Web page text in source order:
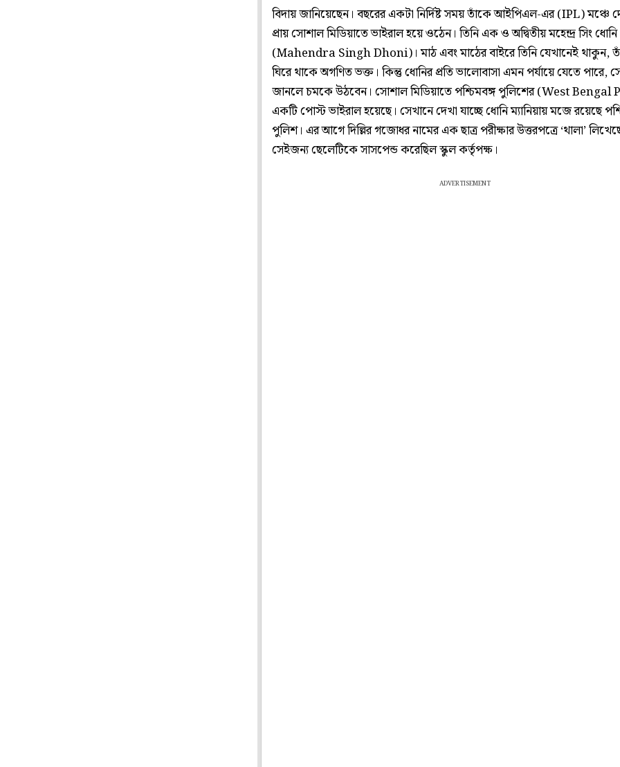
বিদায় জানিয়েছেন। বছরের একটা নির্দিষ্ট সময় তাঁকে আইপিএল-এর (IPL) মঞ্চে
প্রায় সোশাল মিডিয়াতে ভাইরাল হয়ে ওঠেন। তিনি এক ও অদ্বিতীয় মহেন্দ্র সিং ধোনি
(Mahendra Singh Dhoni)। মাঠ এবং মাঠের বাইরে তিনি যেখানেই থাকুন,
ঘিরে থাকে অগণিত ভক্ত। কিন্তু ধোনির প্রতি ভালোবাসা এমন পর্যায়ে যেতে পারে,
জানলে চমকে উঠবেন। সোশাল মিডিয়াতে পশ্চিমবঙ্গ পুলিশের (West Bengal
একটি পোস্ট ভাইরাল হয়েছে। সেখানে দেখা যাচ্ছে ধোনি ম্যানিয়ায় মজে রয়েছে
পুলিশ। এর আগে দিল্লির গজোধর নামের এক ছাত্র পরীক্ষার উত্তরপত্রে ‘থালা’
সেইজন্য ছেলেটিকে সাসপেন্ড করেছিল স্কুল কর্তৃপক্ষ।
ADVERTISEMENT